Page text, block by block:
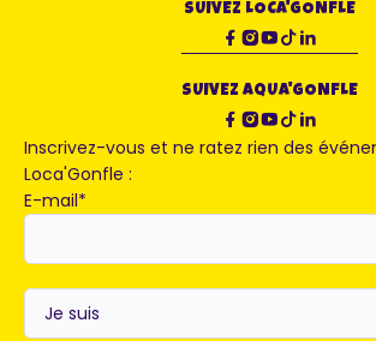
SUIVEZ LOCA'GONFLE
SUIVEZ AQUA'GONFLE
Inscrivez-vous et ne ratez rien des
Loca'Gonfle :
E-mail*
Je
suis*